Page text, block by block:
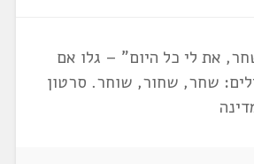
את לי כל היום" – גלו אם
שחר, שחור, שוחר. סרטון